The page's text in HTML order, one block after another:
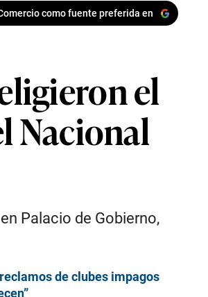
como fuente preferida en
el
Nacional
Palacio de Gobierno,
de clubes impagos